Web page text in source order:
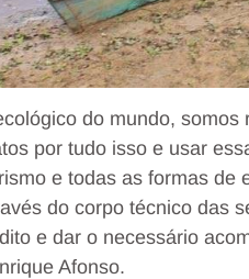
do mundo,
por tudo isso e usar
e todas as formas de
do corpo técnico das
e dar o necessário
Afonso.